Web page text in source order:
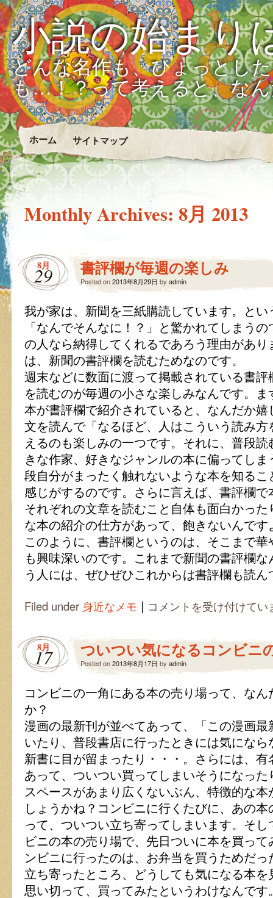
小説の始まり
どんな名作も、ひょっとし
も…！？って考えると、な
ホーム サイトマップ
Monthly Archives: 8月 2013
8月
29 書評欄が毎週の楽しみ
Posted on2013年8月29日 by admin
我が家は、新聞を三紙購読しています。と
「なんでそんなに！？」と驚かれてしまう
の人なら納得してくれるであろう理由があ
は、新聞の書評欄を読むためなのです。
週末などに数面に渡って掲載されている書
を読むのが毎週の小さな楽しみなんです。
本が書評欄で紹介されていると、なんだか
文を読んで「なるほど、人はこういう読み
えるのも楽しみの一つです。それに、普段
きな作家、好きなジャンルの本に偏ってし
段自分がまったく触れないような本を知る
感じがするのです。さらに言えば、書評欄
それぞれの文章を読むこと自体も面白かっ
な本の紹介の仕方があって、飽きないんです
このように、書評欄というのは、そこまで
も興味深いのです。これまで新聞の書評欄
う人には、ぜひぜひこれからは書評欄も読
Filed under身近なメモ |
書
評
毎
週
の
し
み
コメントを受け付けてい
8月
17 ついつい気になるコンビニ
Posted on2013年8月17日 by admin
コンビニの一角にある本の売り場って、な
か？
漫画の最新刊が並べてあって、「この漫画
いたり、普段書店に行ったときには気にな
新書に目が留まったり・・・。さらには、
あって、ついつい買ってしまいそうになった
スペースがあまり広くないぶん、特徴的な
しょうかね？コンビニに行くたびに、あの
って、ついつい立ち寄ってしまいます。そ
ビニの本の売り場で、先日ついに本を買っ
ンビニに行ったのは、お弁当を買うためだ
立ち寄ったところ、どうしても気になる本
思い切って、買ってみたというわけなんで